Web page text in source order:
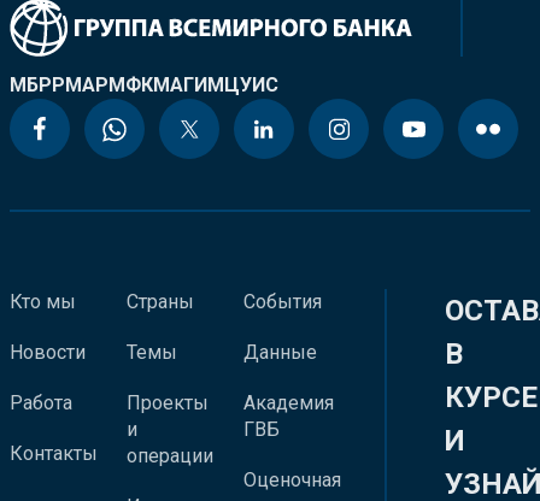
МБРРМАРМФКМАГИМЦУИС
Кто мы
Новости
Работа
Контакты
Страны
Темы
Проекты
и
операции
События
Данные
Академия
ГВБ
Оценочная
В
КУРСЕ
И